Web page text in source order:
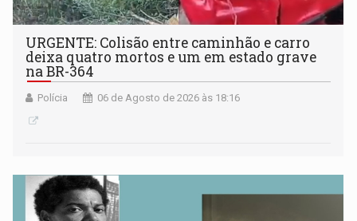
URGENTE: Colisão entre caminhão e carro
deixa quatro mortos e um em estado grave
na BR-364
Polícia 06 de Agosto de 2026 às 18:16